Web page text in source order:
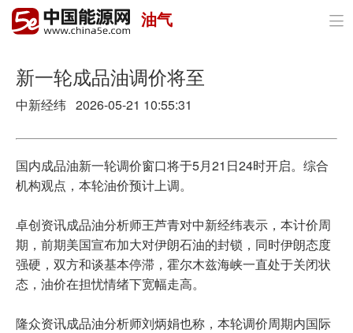
首页
政策与经济
油气
煤炭
电力
新能源
节能环保
分布式能源
油气 
新一轮成品油调价将至
中新经纬 2026-05-21 10:55:31
国内成品油新一轮调价窗口将于5月21日24时开启。综合
机构观点，本轮油价预计上调。
卓创资讯成品油分析师王芦青对中新经纬表示，本计价周
期，前期美国宣布加大对伊朗石油的封锁，同时伊朗态度
强硬，双方和谈基本停滞，霍尔木兹海峡一直处于关闭状
态，油价在担忧情绪下宽幅走高。
隆众资讯成品油分析师刘炳娟也称，本轮调价周期内国际